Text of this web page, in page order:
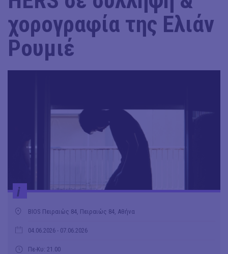
χορογραφία της Ελιάν
Ρουμιέ
i
BIOS Πειραιώς 84, Πειραιώς 84, Αθήνα
04.06.2026 - 07.06.2026
Πε-Κυ: 21.00